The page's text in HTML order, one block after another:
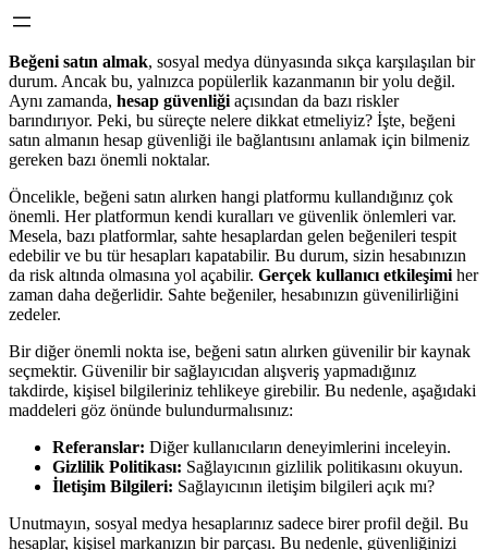
Beğeni satın almak, sosyal medya dünyasında sıkça karşılaşılan bir
durum. Ancak bu, yalnızca popülerlik kazanmanın bir yolu değil.
Aynı zamanda, hesap güvenliği açısından da bazı riskler
barındırıyor. Peki, bu süreçte nelere dikkat etmeliyiz? İşte, beğeni
satın almanın hesap güvenliği ile bağlantısını anlamak için bilmeniz
gereken bazı önemli noktalar.
Öncelikle, beğeni satın alırken hangi platformu kullandığınız çok
önemli. Her platformun kendi kuralları ve güvenlik önlemleri var.
Mesela, bazı platformlar, sahte hesaplardan gelen beğenileri tespit
edebilir ve bu tür hesapları kapatabilir. Bu durum, sizin hesabınızın
da risk altında olmasına yol açabilir. Gerçek kullanıcı etkileşimi her
zaman daha değerlidir. Sahte beğeniler, hesabınızın güvenilirliğini
zedeler.
Bir diğer önemli nokta ise, beğeni satın alırken güvenilir bir kaynak
seçmektir. Güvenilir bir sağlayıcıdan alışveriş yapmadığınız
takdirde, kişisel bilgileriniz tehlikeye girebilir. Bu nedenle, aşağıdaki
maddeleri göz önünde bulundurmalısınız:
Referanslar: Diğer kullanıcıların deneyimlerini inceleyin.
Gizlilik Politikası: Sağlayıcının gizlilik politikasını okuyun.
İletişim Bilgileri: Sağlayıcının iletişim bilgileri açık mı?
Unutmayın, sosyal medya hesaplarınız sadece birer profil değil. Bu
hesaplar, kişisel markanızın bir parçası. Bu nedenle, güvenliğinizi